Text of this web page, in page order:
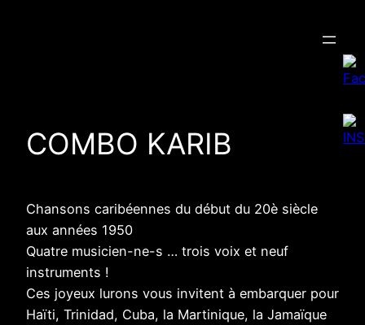
COMBO KARIB
Chansons caribéennes du début du 20è siècle
aux années 1950
Quatre musicien-ne-s … trois voix et neuf
instruments !
Ces joyeux lurons vous invitent à embarquer pour
Haïti, Trinidad, Cuba, la Martinique, la Jamaïque